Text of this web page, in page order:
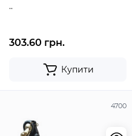
..
303.60 грн.
Купити
4700